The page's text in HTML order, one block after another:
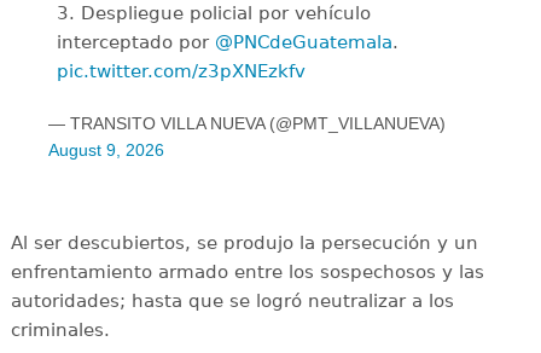
3. Despliegue policial por vehículo
interceptado por @PNCdeGuatemala.
pic.twitter.com/z3pXNEzkfv
— TRANSITO VILLA NUEVA (@PMT_VILLANUEVA)
August 9, 2026
Al ser descubiertos, se produjo la persecución y un
enfrentamiento armado entre los sospechosos y las
autoridades; hasta que se logró neutralizar a los
criminales.